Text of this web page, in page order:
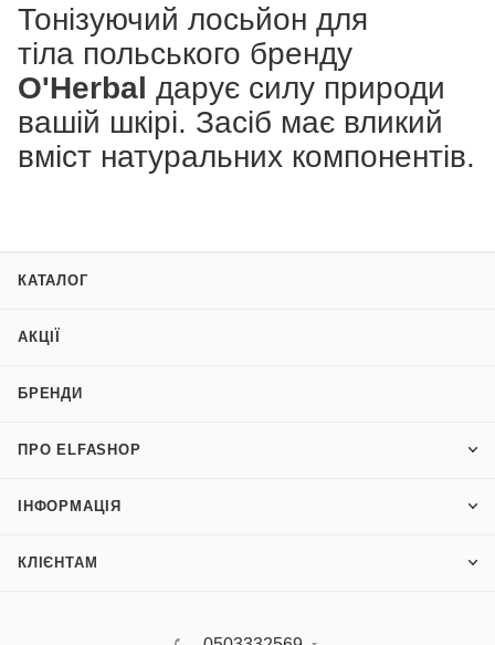
Тонізуючий лосьйон для
тіла польського бренду
O'Herbal дарує силу природи
вашій шкірі. Засіб має вликий
вміст натуральних компонентів.
КАТАЛОГ
АКЦІЇ
БРЕНДИ
ПРО ELFASHOP
ІНФОРМАЦІЯ
КЛІЄНТАМ